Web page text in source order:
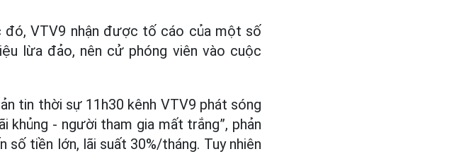
đó, VTV9 nhận được tố cáo của một số
lừa đảo, nên cử phóng viên vào cuộc
tin thời sự 11h30 kênh VTV9 phát sóng
khủng - người tham gia mất trắng”, phản
số tiền lớn, lãi suất 30%/tháng. Tuy nhiên